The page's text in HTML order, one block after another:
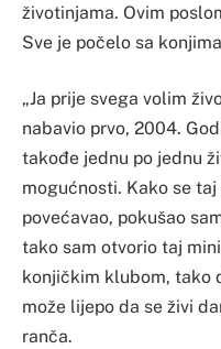
životinjama. Ovim
Sve je počelo sa
„Ja prije svega volim
nabavio prvo, 2004.
takođe jednu po jednu
mogućnosti. Kako se
povećavao, pokušao
tako sam otvorio taj
konjičkim klubom, tako
može lijepo da se živi
ranča.